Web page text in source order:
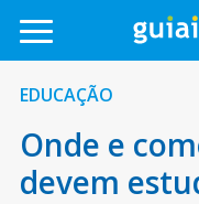
EDUCAÇÃO
Onde e
devem